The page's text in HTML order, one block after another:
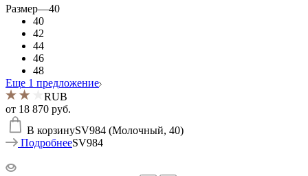
Размер—40
40
42
44
46
48
Еще 1 предложение
RUB
от 18 870 руб.
В корзинуSV984 (Молочный, 40)
ПодробнееSV984